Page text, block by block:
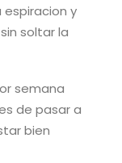
y
soltar la
semana
de pasar a
bien